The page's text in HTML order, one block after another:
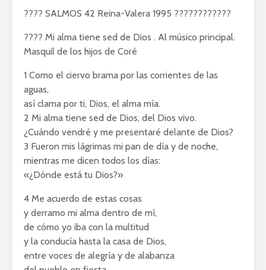
???? SALMOS 42 Reina-Valera 1995 ????????????
???? Mi alma tiene sed de Dios . Al músico principal.
Masquil de los hijos de Coré
1 Como el ciervo brama por las corrientes de las
aguas,
así clama por ti, Dios, el alma mía.
2 Mi alma tiene sed de Dios, del Dios vivo.
¿Cuándo vendré y me presentaré delante de Dios?
3 Fueron mis lágrimas mi pan de día y de noche,
mientras me dicen todos los días:
«¿Dónde está tu Dios?»
4 Me acuerdo de estas cosas
y derramo mi alma dentro de mí,
de cómo yo iba con la multitud
y la conducía hasta la casa de Dios,
entre voces de alegría y de alabanza